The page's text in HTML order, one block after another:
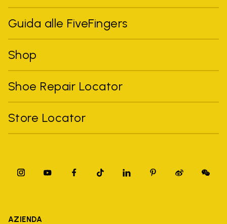
Guida alle FiveFingers
Shop
Shoe Repair Locator
Store Locator
AZIENDA